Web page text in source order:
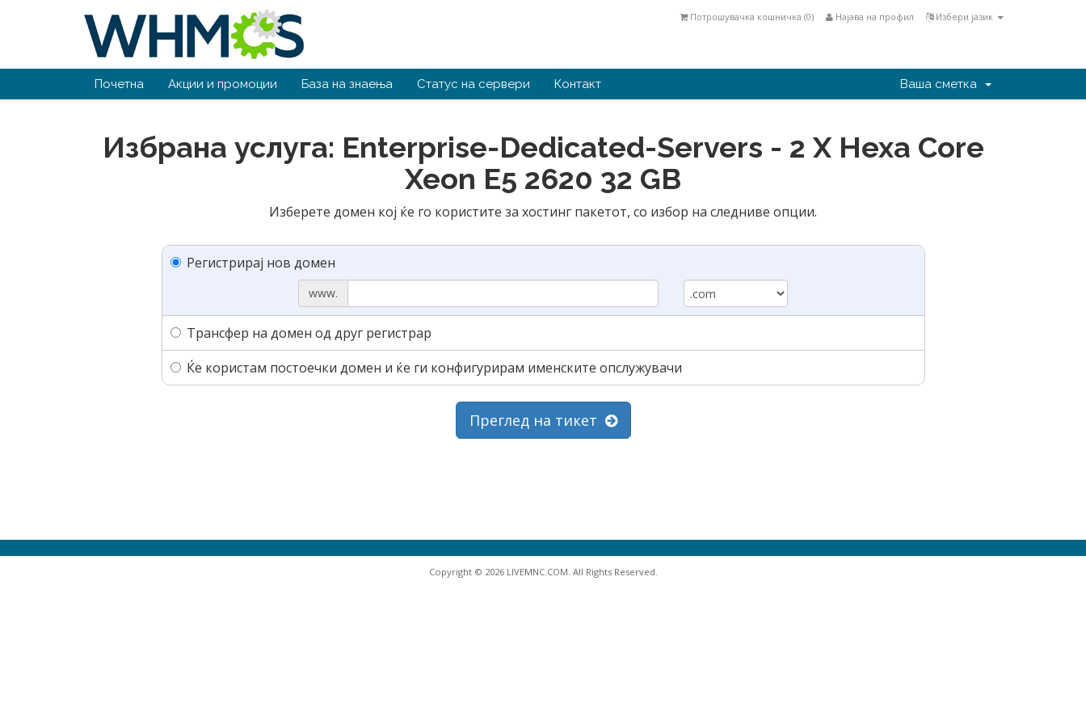
Избери јазик
Најава на профил
Потрошувачка кошничка (0)
Почетна Акции и промоции База на знаења Статус на сервери Контакт Ваша сметка
Избрана услуга: Enterprise-Dedicated-Servers - 2 X Hexa Core
Xeon E5 2620 32 GB
Изберете домен кој ќе го користите за хостинг пакетот, со избор на следниве опции.
Регистрирај нов домен
www.
Трансфер на домен од друг регистрар
Ќе користам постоечки домен и ќе ги конфигурирам именските опслужувачи
Преглед на тикет
Copyright © 2026 LIVEMNC.COM. All Rights Reserved.